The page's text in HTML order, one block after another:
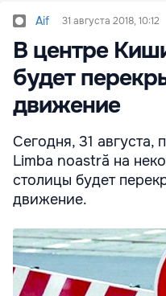
Aif 31 августа 2018, 10:12
В центре
будет
движение
Сегодня, 31 августа,
Limba noastră на
столицы будет
движение.